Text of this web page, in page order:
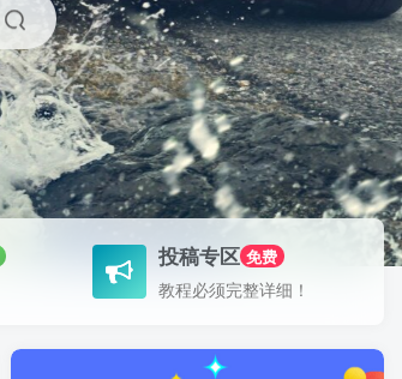
投稿专区 免费
教程必须完整详细！